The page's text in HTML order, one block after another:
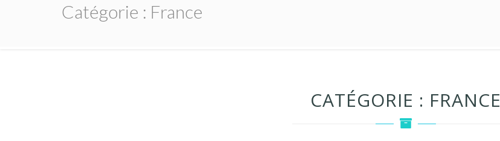
Catégorie : France
CATÉGORIE : FRANCE